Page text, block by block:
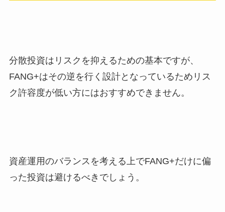
分散投資はリスクを抑えるための基本ですが、
FANG+はその逆を行く設計となっているためリス
ク許容度が低い方にはおすすめできません。
資産運用のバランスを考える上でFANG+だけに偏
った投資は避けるべきでしょう。